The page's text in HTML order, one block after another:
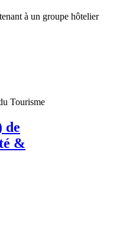
à un groupe hôtelier
Tourisme
de
&